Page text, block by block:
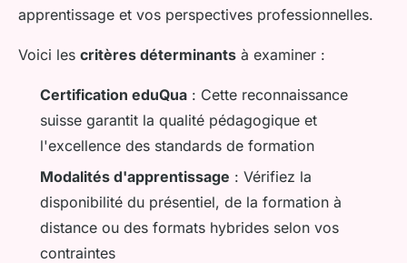
apprentissage et vos perspectives professionnelles.
Voici les critères déterminants à examiner :
Certification eduQua : Cette reconnaissance
suisse garantit la qualité pédagogique et
l'excellence des standards de formation
Modalités d'apprentissage : Vérifiez la
disponibilité du présentiel, de la formation à
distance ou des formats hybrides selon vos
contraintes